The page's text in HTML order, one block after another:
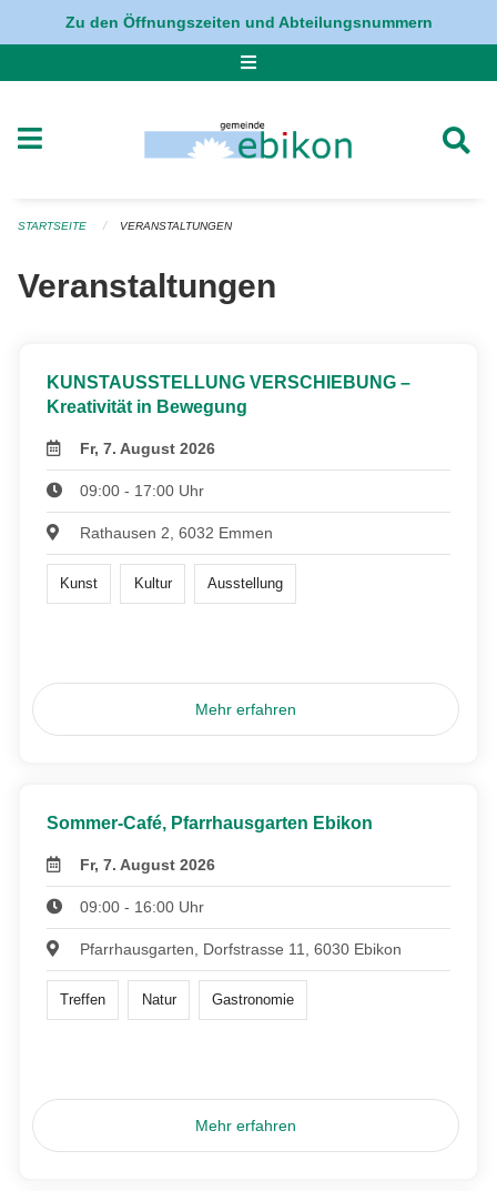
Navigation überspringen
Zu den Öffnungszeiten und Abteilungsnummern
STARTSEITE VERANSTALTUNGEN
Veranstaltungen
KUNSTAUSSTELLUNG VERSCHIEBUNG –
Kreativität in Bewegung
Fr, 7. August 2026
09:00 - 17:00 Uhr
Rathausen 2, 6032 Emmen
Kunst Kultur Ausstellung
Mehr erfahren
Sommer-Café, Pfarrhausgarten Ebikon
Fr, 7. August 2026
09:00 - 16:00 Uhr
Pfarrhausgarten, Dorfstrasse 11, 6030 Ebikon
Treffen Natur Gastronomie
Mehr erfahren